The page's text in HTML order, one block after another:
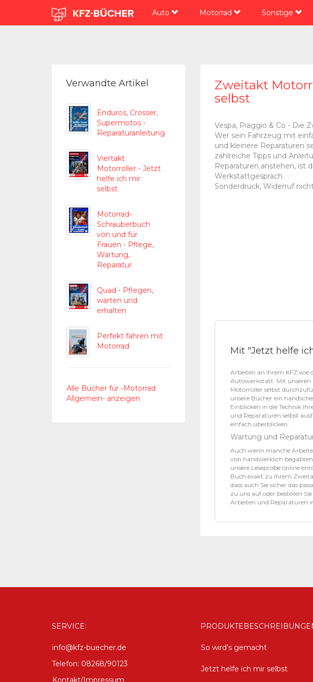
Auto Motorrad Sonstige
Verwandte Artikel
Enduros, Crosser,
Supermotos -
Reparaturanleitung
Viertakt
Motorroller - Jetzt
helfe ich mir
selbst
Motorrad-
Schrauberbuch
von und für
Frauen - Pflege,
Wartung,
Reparatur
Quad - Pflegen,
warten und
erhalten
Perfekt fahren mit
Motorrad
Alle Bücher für -Motorrad
Allgemein- anzeigen
Zweitakt
selbst
Vespa, Piaggio & Co - Die
Wer sein Fahrzeug mit
und kleinere Reparaturen
zahlreiche Tipps und
Reparaturen anstehen, ist
Werkstattgespräch.
Sonderdruck, Widerruf
Mit "Jetzt helfe
Arbeiten an Ihrem KFZ wie
Autowerkstatt. Mit unseren
Motorroller selbst
unsere Bücher ein
Einblicken in die Technik
und Reparaturen selbst
einfach überblicken.
Wartung und
Auch wenn manche
von handwerklich
unsere Leseprobe online
Buch exakt zu Ihrem
dass auch Sie sicher das
zu uns auf oder bestellen
Arbeiten und Reparaturen
SERVICE:
info@kfz-buecher.de
Telefon: 08268/90123
Kontakt/Impressum
So wird's gemacht
Jetzt helfe ich mir selbst